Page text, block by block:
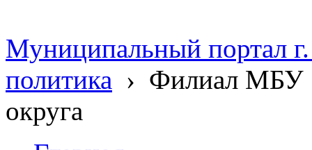
Муниципальный портал
политика › Филиал МБУ
округа